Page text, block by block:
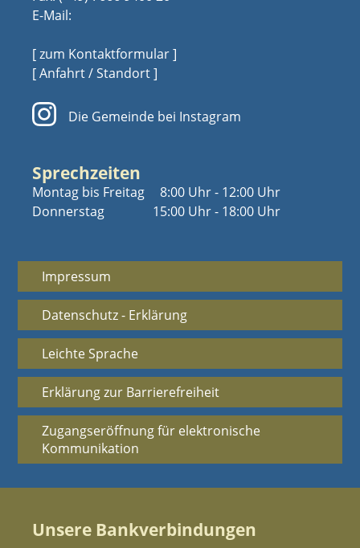
E-Mail:
[ zum Kontaktformular ]
[ Anfahrt / Standort ]
Die Gemeinde bei Instagram
Sprechzeiten
Montag bis Freitag
Donnerstag
8:00 Uhr - 12:00 Uhr
15:00 Uhr - 18:00 Uhr
Impressum
Datenschutz - Erklärung
Leichte Sprache
Erklärung zur Barrierefreiheit
Zugangseröffnung für elektronische
Kommunikation
Unsere Bankverbindungen